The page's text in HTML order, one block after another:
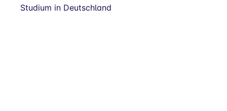
Studium in Deutschland